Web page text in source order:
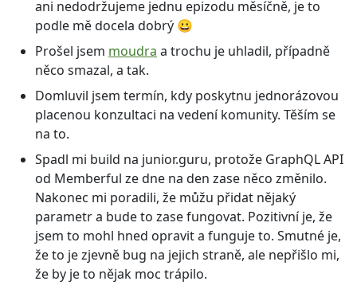
ani nedodržujeme jednu epizodu měsíčně, je to
podle mě docela dobrý 😀
Prošel jsem moudra a trochu je uhladil, případně
něco smazal, a tak.
Domluvil jsem termín, kdy poskytnu jednorázovou
placenou konzultaci na vedení komunity. Těším se
na to.
Spadl mi build na junior.guru, protože GraphQL API
od Memberful ze dne na den zase něco změnilo.
Nakonec mi poradili, že můžu přidat nějaký
parametr a bude to zase fungovat. Pozitivní je, že
jsem to mohl hned opravit a funguje to. Smutné je,
že to je zjevně bug na jejich straně, ale nepřišlo mi,
že by je to nějak moc trápilo.